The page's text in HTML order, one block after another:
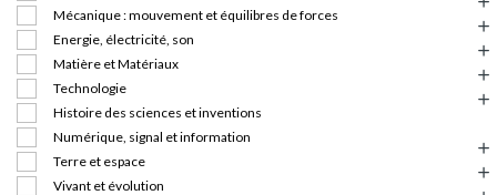
Mécanique : mouvement et équilibres de forces
Energie, électricité, son
Matière et Matériaux
Technologie
Histoire des sciences et inventions
Numérique, signal et information
Terre et espace
Vivant et évolution